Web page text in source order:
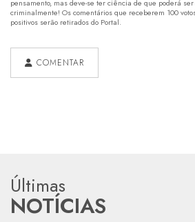
pensamento, mas deve-se ter ciência de que poderá
criminalmente! Os comentários que receberem 100
positivos serão retirados do Portal.
COMENTAR
Últimas
NOTÍCIAS